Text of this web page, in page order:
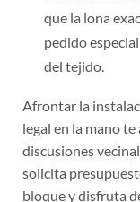
que la lona
pedido
del tejido.
Afrontar la
legal en la mano
discusiones
solicita
bloque y disfruta